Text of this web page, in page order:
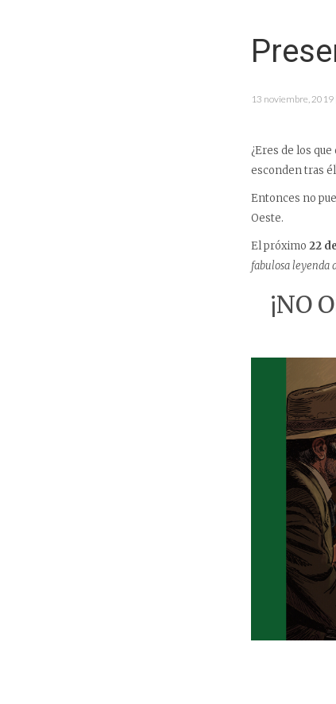
13 noviembre,
¿Eres de los
esconden tras
Entonces no
Oeste.
El próximo 22
fabulosa leyenda
¡NO